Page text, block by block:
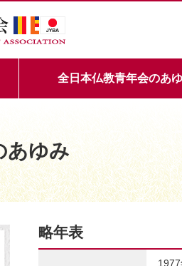
全日本仏教青年会のあ
あゆみ
略年表